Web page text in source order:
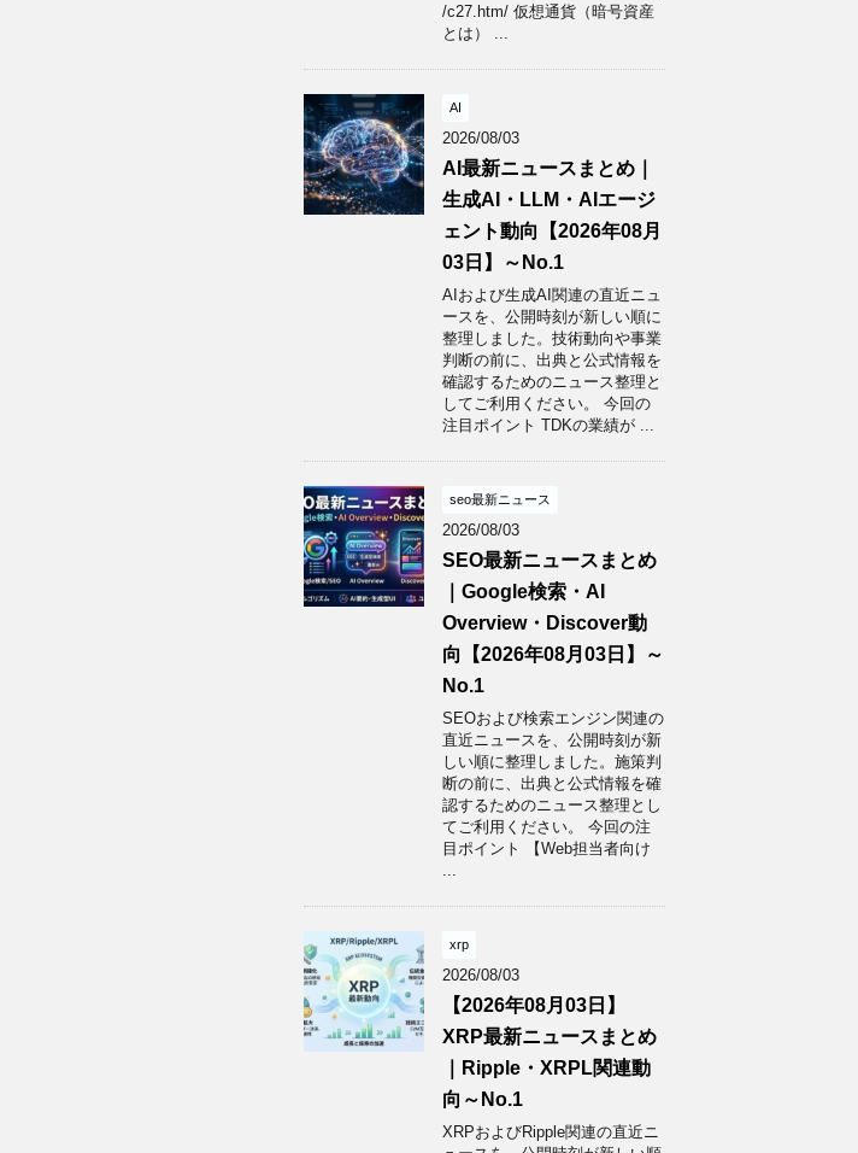
/c27.htm/ 仮想通貨（暗号資産
とは） ...
AI
2026/08/03
AI最新ニュースまとめ｜
生成AI・LLM・AIエージ
ェント動向【2026年08月
03日】～No.1
AIおよび生成AI関連の直近ニュ
ースを、公開時刻が新しい順に
整理しました。技術動向や事業
判断の前に、出典と公式情報を
確認するためのニュース整理と
してご利用ください。 今回の
注目ポイント TDKの業績が ...
seo最新ニュース
2026/08/03
SEO最新ニュースまとめ
｜Google検索・AI
Overview・Discover動
向【2026年08月03日】～
No.1
SEOおよび検索エンジン関連の
直近ニュースを、公開時刻が新
しい順に整理しました。施策判
断の前に、出典と公式情報を確
認するためのニュース整理とし
てご利用ください。 今回の注
目ポイント 【Web担当者向け
xrp
2026/08/03
【2026年08月03日】
XRP最新ニュースまとめ
｜Ripple・XRPL関連動
向～No.1
XRPおよびRipple関連の直近ニ